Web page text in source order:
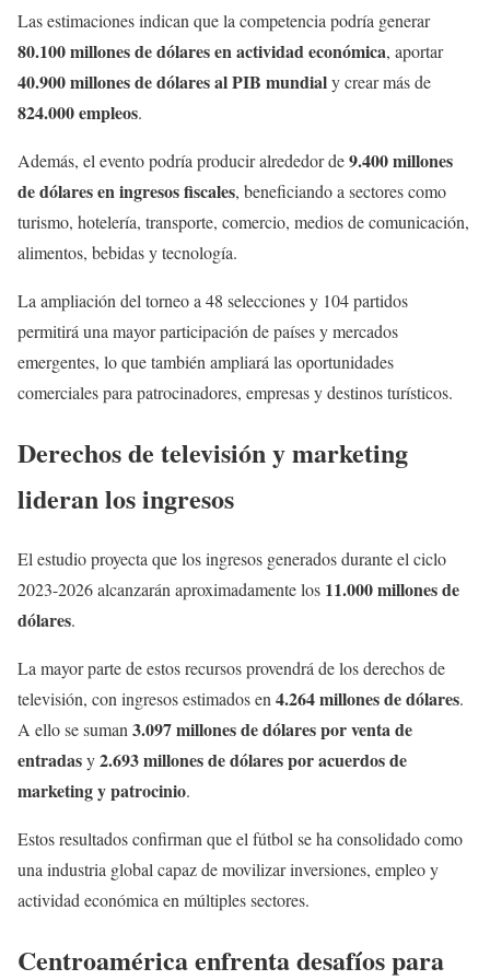
Las estimaciones indican que la competencia podría generar
80.100 millones de dólares en actividad económica, aportar
40.900 millones de dólares al PIB mundialy crear más de
824.000 empleos.
Además, el evento podría producir alrededor de9.400 millones
de dólares en ingresos fiscales, beneficiando a sectores como
turismo, hotelería, transporte, comercio, medios de comunicación,
alimentos, bebidas y tecnología.
La ampliación del torneo a 48 selecciones y 104 partidos
permitirá una mayor participación de países y mercados
emergentes, lo que también ampliará las oportunidades
comerciales para patrocinadores, empresas y destinos turísticos.
Derechos de televisión y marketing
lideran los ingresos
El estudio proyecta que los ingresos generados durante el ciclo
2023-2026 alcanzarán aproximadamente los 11.000 millones de
dólares.
La mayor parte de estos recursos provendrá de los derechos de
televisión, con ingresos estimados en 4.264 millones de dólares.
A ello se suman 3.097 millones de dólares por venta de
entradasy2.693 millones de dólares por acuerdos de
marketing y patrocinio.
Estos resultados confirman que el fútbol se ha consolidado como
una industria global capaz de movilizar inversiones, empleo y
actividad económica en múltiples sectores.
Centroamérica enfrenta desafíos para